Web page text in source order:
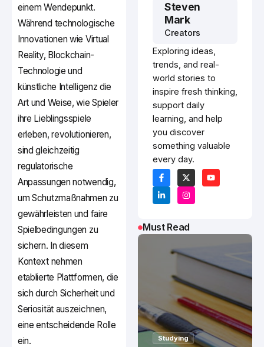
einem Wendepunkt.
Während technologische
Innovationen wie Virtual
Reality, Blockchain-
Technologie und
künstliche Intelligenz die
Art und Weise, wie Spieler
ihre Lieblingsspiele
erleben, revolutionieren,
sind gleichzeitig
regulatorische
Anpassungen notwendig,
um Schutzmaßnahmen zu
gewährleisten und faire
Spielbedingungen zu
sichern. In diesem
Kontext nehmen
etablierte Plattformen, die
sich durch Sicherheit und
Seriosität auszeichnen,
eine entscheidende Rolle
ein.
Steven
Mark
Creators
Exploring ideas,
trends, and real-
world stories to
inspire fresh thinking,
support daily
learning, and help
you discover
something valuable
every day.
Must Read
Studying